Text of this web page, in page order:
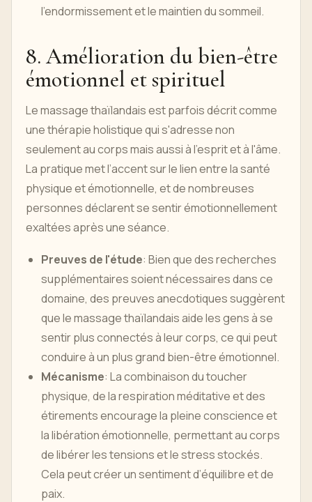
l’endormissement et le maintien du sommeil.
8. Amélioration du bien-être
émotionnel et spirituel
Le massage thaïlandais est parfois décrit comme
une thérapie holistique qui s'adresse non
seulement au corps mais aussi à l'esprit et à l'âme.
La pratique met l’accent sur le lien entre la santé
physique et émotionnelle, et de nombreuses
personnes déclarent se sentir émotionnellement
exaltées après une séance.
Preuves de l'étude: Bien que des recherches
supplémentaires soient nécessaires dans ce
domaine, des preuves anecdotiques suggèrent
que le massage thaïlandais aide les gens à se
sentir plus connectés à leur corps, ce qui peut
conduire à un plus grand bien-être émotionnel.
Mécanisme: La combinaison du toucher
physique, de la respiration méditative et des
étirements encourage la pleine conscience et
la libération émotionnelle, permettant au corps
de libérer les tensions et le stress stockés.
Cela peut créer un sentiment d’équilibre et de
paix.